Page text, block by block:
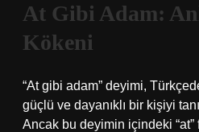
At Gibi Adam:
Kökeni
“At gibi adam” deyimi,
güçlü ve dayanıklı bir kişiyi
Ancak bu deyimin içindeki